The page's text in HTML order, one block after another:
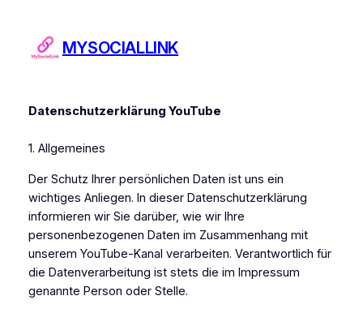
springen
MYSOCIALLINK
Datenschutzerklärung YouTube
1. Allgemeines
Der Schutz Ihrer persönlichen Daten ist uns ein
wichtiges Anliegen. In dieser Datenschutzerklärung
informieren wir Sie darüber, wie wir Ihre
personenbezogenen Daten im Zusammenhang mit
unserem YouTube-Kanal verarbeiten. Verantwortlich für
die Datenverarbeitung ist stets die im Impressum
genannte Person oder Stelle.